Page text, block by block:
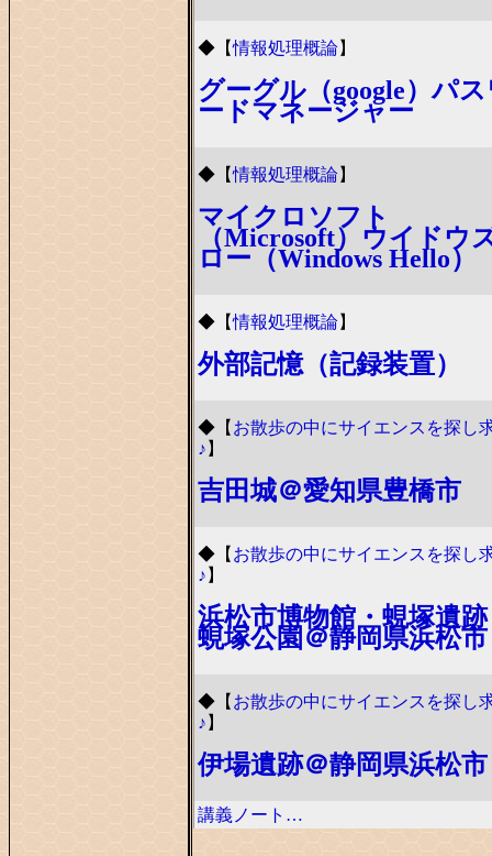
◆ 【情報処理概論】
グーグル（google）パ
ードマネージャー
◆ 【情報処理概論】
マイクロソフト
（Microsoft）ウイドウ
ロー（Windows Hello）
◆ 【情報処理概論】
外部記憶（記録装置）
◆ 【 お散歩の中にサイエンスを探し
♪ 】
吉田城＠愛知県豊橋市
◆ 【 お散歩の中にサイエンスを探し
♪ 】
浜松市博物館・蜆塚遺
蜆塚公園＠静岡県浜松市
◆ 【 お散歩の中にサイエンスを探し
♪ 】
伊場遺跡＠静岡県浜松市
講義ノート…